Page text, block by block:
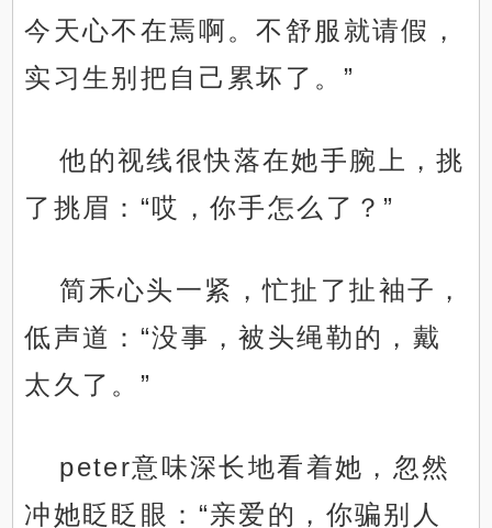
今天心不在焉啊。不舒服就请假，
实习生别把自己累坏了。”
他的视线很快落在她手腕上，挑
了挑眉：“哎，你手怎么了？”
简禾心头一紧，忙扯了扯袖子，
低声道：“没事，被头绳勒的，戴
太久了。”
peter意味深长地看着她，忽然
冲她眨眨眼：“亲爱的，你骗别人